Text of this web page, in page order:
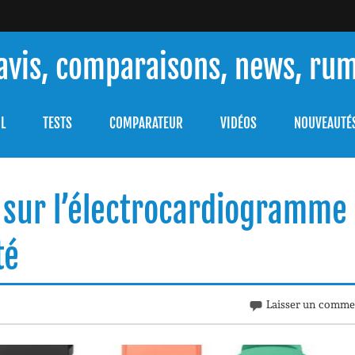
comparaisons, news,
TESTS COMPARATEUR VIDÉOS
l’électrocardiogramme
Laisser un